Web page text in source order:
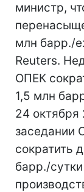
министр,
млн барр./
Reuters.
ОПЕК
1,5 млн
24 октября
заседании
сократить
барр./